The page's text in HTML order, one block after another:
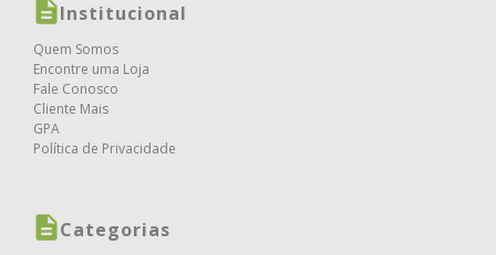
Institucional
Quem Somos
Encontre uma Loja
Fale Conosco
Cliente Mais
GPA
Política de Privacidade
Categorias